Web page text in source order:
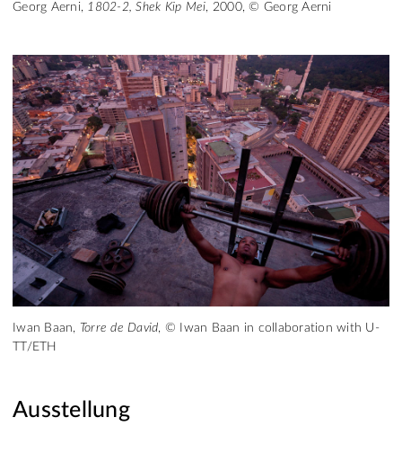
Georg Aerni, 1802-2, Shek Kip Mei, 2000, © Georg Aerni
Iwan Baan, Torre de David, © Iwan Baan in collaboration with U-
TT/ETH
Ausstellung